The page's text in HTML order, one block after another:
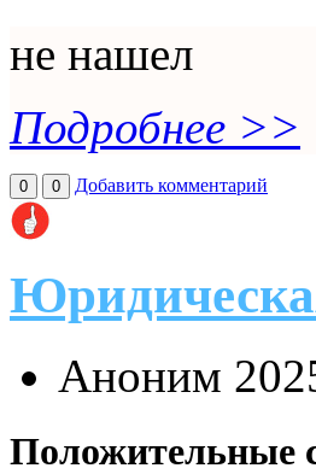
не нашел
Подробнее >>
0 0 Добавить комментарий
Аноним
Положительные